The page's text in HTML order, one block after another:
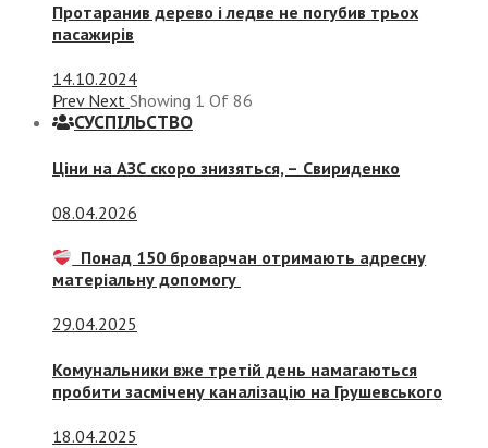
Протаранив дерево і ледве не погубив трьох
пасажирів
14.10.2024
Prev Next Showing 1 Of 86
СУСПIЛЬСТВО
Ціни на АЗС скоро знизяться, – Свириденко
08.04.2026
Понад 150 броварчан отримають адресну
матеріальну допомогу
29.04.2025
Комунальники вже третій день намагаються
пробити засмічену каналізацію на Грушевського
18.04.2025